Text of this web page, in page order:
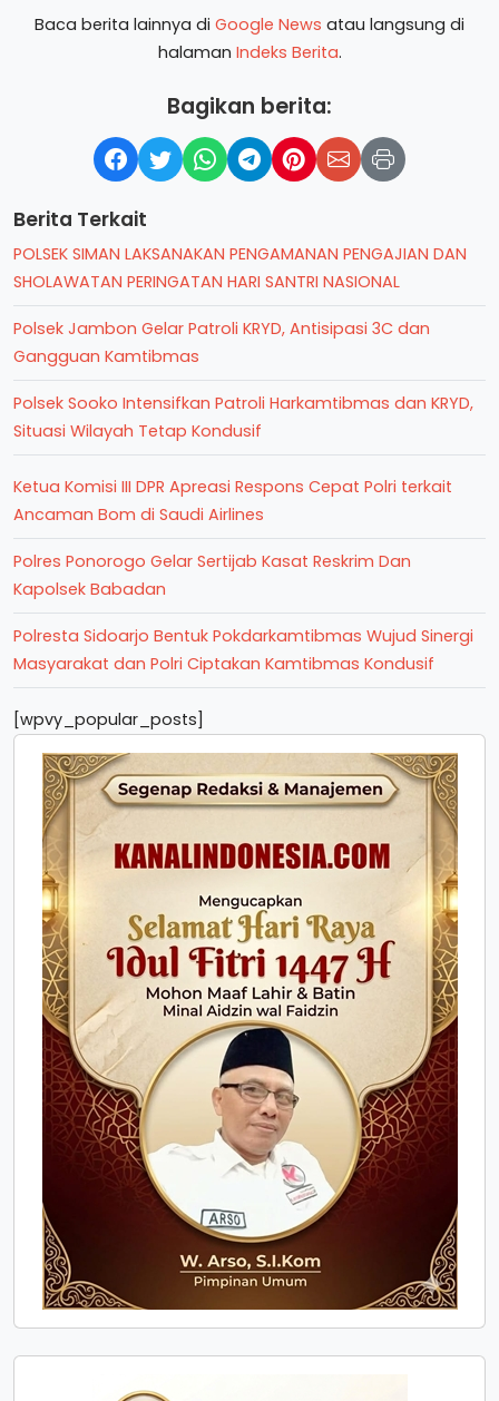
Baca berita lainnya di Google News atau langsung di
halaman Indeks Berita.
Bagikan berita:
Berita Terkait
POLSEK SIMAN LAKSANAKAN PENGAMANAN PENGAJIAN DAN
SHOLAWATAN PERINGATAN HARI SANTRI NASIONAL
Polsek Jambon Gelar Patroli KRYD, Antisipasi 3C dan
Gangguan Kamtibmas
Polsek Sooko Intensifkan Patroli Harkamtibmas dan KRYD,
Situasi Wilayah Tetap Kondusif
Ketua Komisi III DPR Apreasi Respons Cepat Polri terkait
Ancaman Bom di Saudi Airlines
Polres Ponorogo Gelar Sertijab Kasat Reskrim Dan
Kapolsek Babadan
Polresta Sidoarjo Bentuk Pokdarkamtibmas Wujud Sinergi
Masyarakat dan Polri Ciptakan Kamtibmas Kondusif
[wpvy_popular_posts]